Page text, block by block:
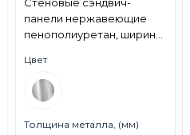
панели нержавеющие
пенополиуретан, ширина
0.5/0.5, AISI 430
Цвет
Толщина металла, (мм)